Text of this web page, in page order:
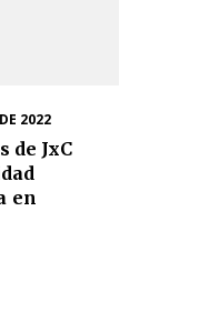
2022
de JxC
en